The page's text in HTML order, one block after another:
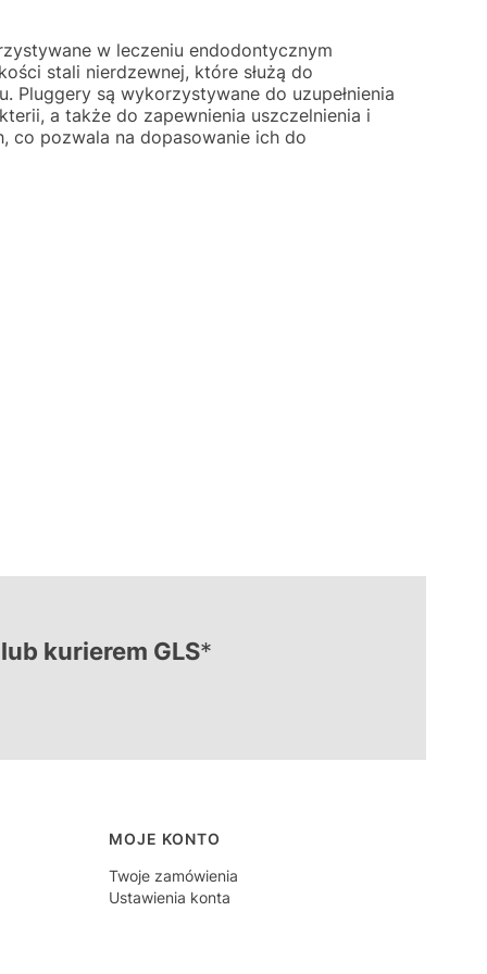
w leczeniu endodontycznym
stali nierdzewnej, które służą do
Pluggery są wykorzystywane do uzupełnienia
a także do zapewnienia uszczelnienia i
co pozwala na dopasowanie ich do
kurierem GLS*
MOJE KONTO
Twoje zamówienia
Ustawienia konta